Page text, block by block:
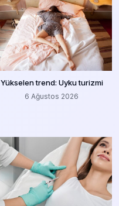
Yükselen trend: Uyku turizmi
6 Ağustos 2026